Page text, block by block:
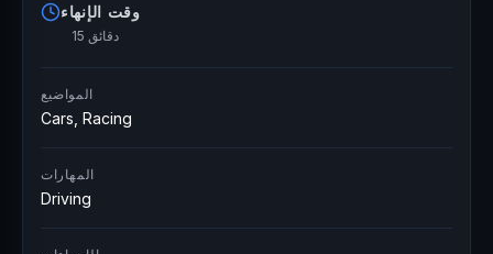
وقت الإنهاء
15 دقائق
المواضيع
Cars, Racing
المهارات
Driving